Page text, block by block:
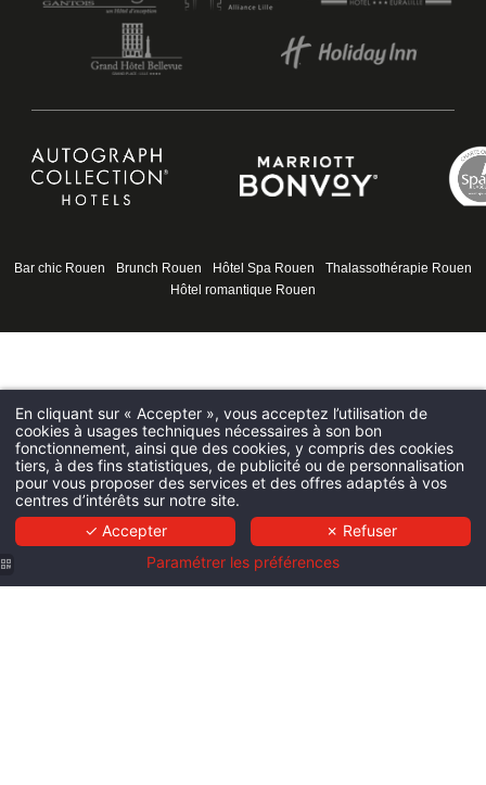
Bar chic Rouen Brunch Rouen Hôtel Spa Rouen
Thalassothérapie Rouen
Hôtel romantique Rouen
+33 2 35 14 50 50
En cliquant sur « Accepter », vous acceptez l’utilisation de
cookies à usages techniques nécessaires à son bon
fonctionnement, ainsi que des cookies, y compris des cookies
tiers, à des fins statistiques, de publicité ou de personnalisation
pour vous proposer des services et des offres adaptés à vos
centres d’intérêts sur notre site.
✓ Accepter
✗ Refuser
Paramétrer les préférences